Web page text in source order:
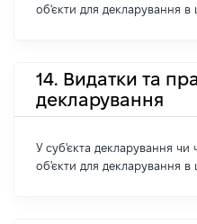
об'єкти для декларування в
14. Видатки та
декларування
У суб'єкта декларування чи
об'єкти для декларування в